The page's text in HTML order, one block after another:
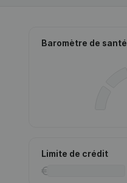
Baromètre de santé
Limite de crédit